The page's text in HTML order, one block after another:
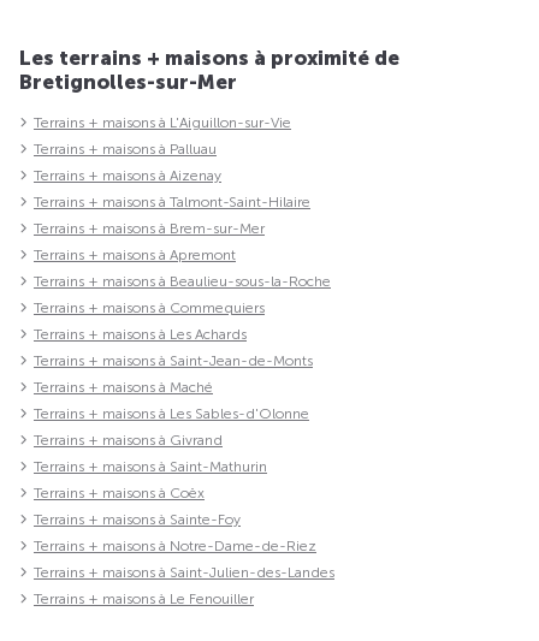
Les terrains + maisons à proximité de
Bretignolles-sur-Mer
Terrains + maisons à L'Aiguillon-sur-Vie
Terrains + maisons à Palluau
Terrains + maisons à Aizenay
Terrains + maisons à Talmont-Saint-Hilaire
Terrains + maisons à Brem-sur-Mer
Terrains + maisons à Apremont
Terrains + maisons à Beaulieu-sous-la-Roche
Terrains + maisons à Commequiers
Terrains + maisons à Les Achards
Terrains + maisons à Saint-Jean-de-Monts
Terrains + maisons à Maché
Terrains + maisons à Les Sables-d'Olonne
Terrains + maisons à Givrand
Terrains + maisons à Saint-Mathurin
Terrains + maisons à Coëx
Terrains + maisons à Sainte-Foy
Terrains + maisons à Notre-Dame-de-Riez
Terrains + maisons à Saint-Julien-des-Landes
Terrains + maisons à Le Fenouiller